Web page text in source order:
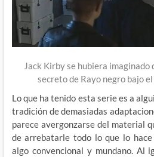
Jack Kirby se hubiera
secreto de Rayo negro bajo
Lo que ha tenido esta serie es a
tradición de demasiadas
parece avergonzarse del material
de arrebatarle todo lo que lo
algo convencional y mundano. Al